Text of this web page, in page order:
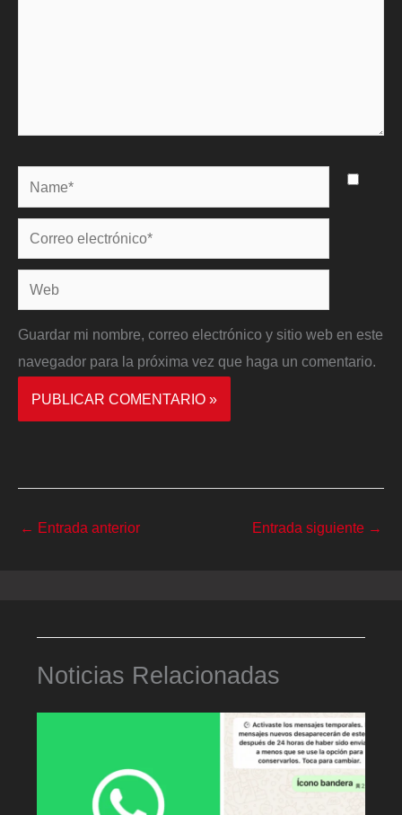
Name*
Correo
electrónico*
Web
Guardar mi nombre, correo electrónico y sitio web en este
navegador para la próxima vez que haga un comentario.
← Entrada anterior Entrada siguiente →
Noticias Relacionadas